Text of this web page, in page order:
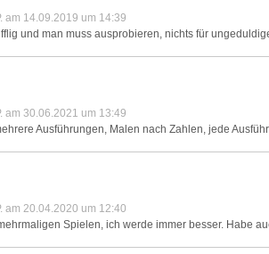
am 14.09.2019 um 14:39
und man muss ausprobieren, nichts für
am 30.06.2021 um 13:49
Ausführungen, Malen nach Zahlen, jede
am 20.04.2020 um 12:40
Spielen, ich werde immer besser. Habe